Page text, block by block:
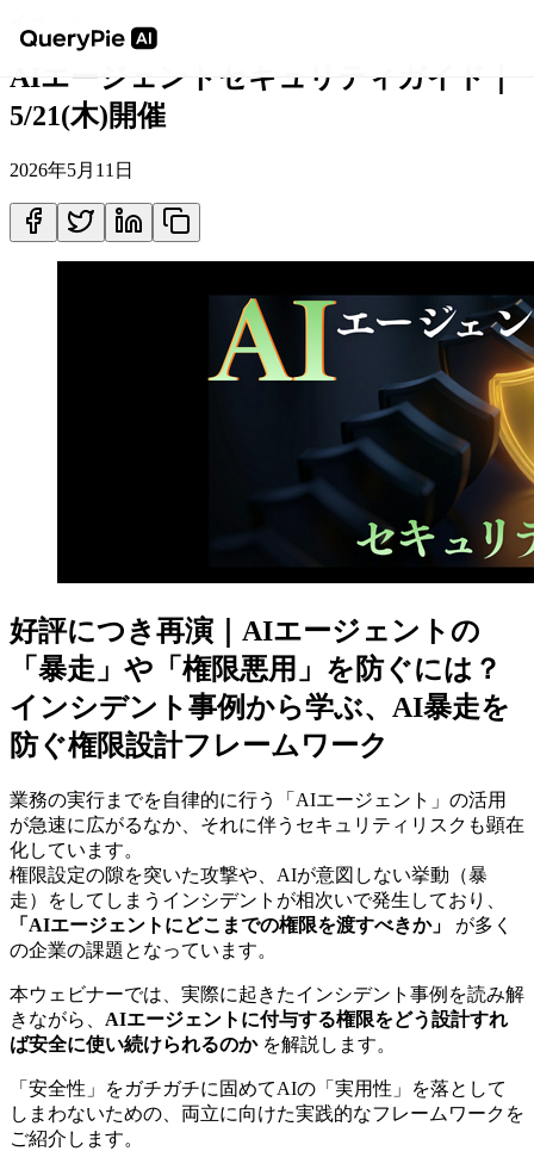
AIエージェントセキュリティガイド｜
5/21(木)開催
2026年5月11日
好評につき再演｜AIエージェントの
「暴走」や「権限悪用」を防ぐには？
インシデント事例から学ぶ、AI暴走を
防ぐ権限設計フレームワーク
業務の実行までを自律的に行う「AIエージェント」の活用
が急速に広がるなか、それに伴うセキュリティリスクも顕在
化しています。
権限設定の隙を突いた攻撃や、AIが意図しない挙動（暴
走）をしてしまうインシデントが相次いで発生しており、
「AIエージェントにどこまでの権限を渡すべきか」
が多く
の企業の課題となっています。
本ウェビナーでは、実際に起きたインシデント事例を読み解
きながら、 AIエージェントに付与する権限をどう設計すれ
ば安全に使い続けられるのかを解説します。
「安全性」をガチガチに固めてAIの「実用性」を落として
しまわないための、両立に向けた実践的なフレームワークを
ご紹介します。